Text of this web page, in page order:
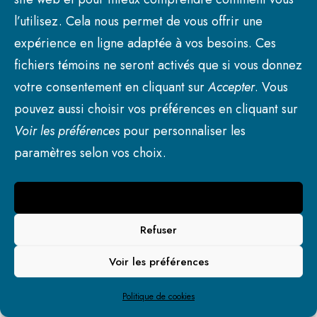
l’utilisez. Cela nous permet de vous offrir une
expérience en ligne adaptée à vos besoins. Ces
fichiers témoins ne seront activés que si vous donnez
votre consentement en cliquant surAccepter. Vous
pouvez aussi choisir vos préférences en cliquant sur
Voir les préférences pour personnaliser les
paramètres selon vos choix.
Refuser
Voir les préférences
Politique de cookies
Portrait
S’établir à Princeville
Publications
Avis publics
Bulletin Le Petit Prince
Communiqués
Procès-verbaux
Services aux citoyens
Liens rapides
Programmes offerts aux familles
Remboursement de frais de non-résidents
© 2026 Ville de Princeville. | Tous droits réservés.